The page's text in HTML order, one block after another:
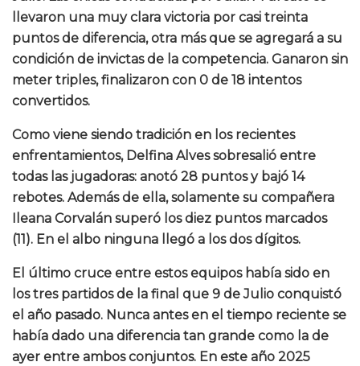
llevaron una muy clara victoria por casi treinta
puntos de diferencia, otra más que se agregará a su
condición de invictas de la competencia. Ganaron sin
meter triples, finalizaron con 0 de 18 intentos
convertidos.
Como viene siendo tradición en los recientes
enfrentamientos, Delfina Alves sobresalió entre
todas las jugadoras: anotó 28 puntos y bajó 14
rebotes. Además de ella, solamente su compañera
Ileana Corvalán superó los diez puntos marcados
(11). En el albo ninguna llegó a los dos dígitos.
El último cruce entre estos equipos había sido en
los tres partidos de la final que 9 de Julio conquistó
el año pasado. Nunca antes en el tiempo reciente se
había dado una diferencia tan grande como la de
ayer entre ambos conjuntos. En este año 2025